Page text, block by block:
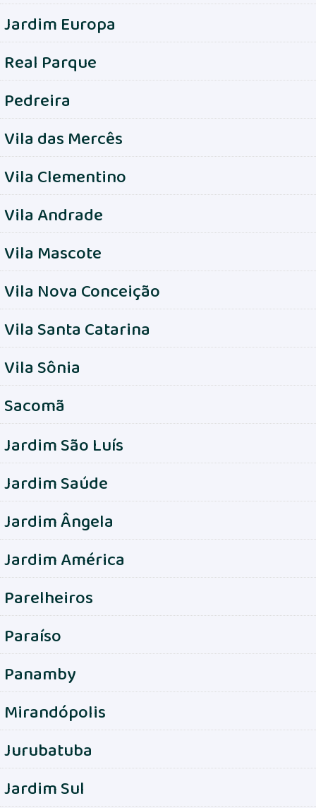
Jardim Europa
Real Parque
Pedreira
Vila das Mercês
Vila Clementino
Vila Andrade
Vila Mascote
Vila Nova Conceição
Vila Santa Catarina
Vila Sônia
Sacomã
Jardim São Luís
Jardim Saúde
Jardim Ângela
Jardim América
Parelheiros
Paraíso
Panamby
Mirandópolis
Jurubatuba
Jardim Sul